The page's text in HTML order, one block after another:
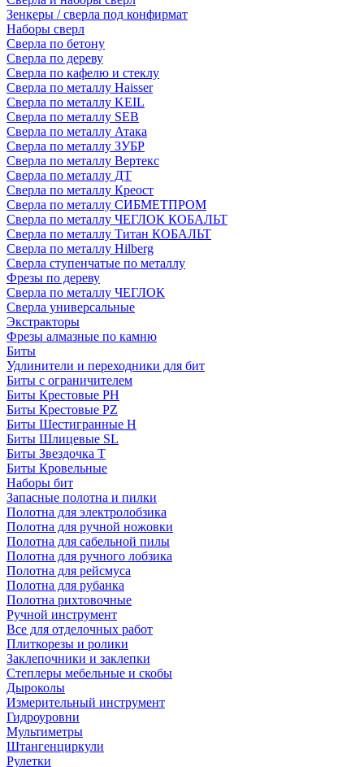
Зенкеры / сверла под конфирмат
Наборы сверл
Сверла по бетону
Сверла по дереву
Сверла по кафелю и стеклу
Сверла по металлу Haisser
Сверла по металлу KEIL
Сверла по металлу SEB
Сверла по металлу Атака
Сверла по металлу ЗУБР
Сверла по металлу Вертекс
Сверла по металлу ДТ
Сверла по металлу Креост
Сверла по металлу СИБМЕТПРОМ
Сверла по металлу ЧЕГЛОК КОБАЛЬТ
Сверла по металлу Титан КОБАЛЬТ
Сверла по металлу Hilberg
Сверла ступенчатые по металлу
Фрезы по дереву
Сверла по металлу ЧЕГЛОК
Сверла универсальные
Экстракторы
Фрезы алмазные по камню
Биты
Удлинители и переходники для бит
Биты с ограничителем
Биты Крестовые PH
Биты Крестовые PZ
Биты Шестигранные H
Биты Шлицевые SL
Биты Звездочка T
Биты Кровельные
Наборы бит
Запасные полотна и пилки
Полотна для электролобзика
Полотна для ручной ножовки
Полотна для сабельной пилы
Полотна для ручного лобзика
Полотна для рейсмуса
Полотна для рубанка
Полотна рихтовочные
Ручной инструмент
Все для отделочных работ
Плиткорезы и ролики
Заклепочники и заклепки
Степлеры мебельные и скобы
Дыроколы
Измерительный инструмент
Гидроуровни
Мультиметры
Штангенциркули
Рулетки